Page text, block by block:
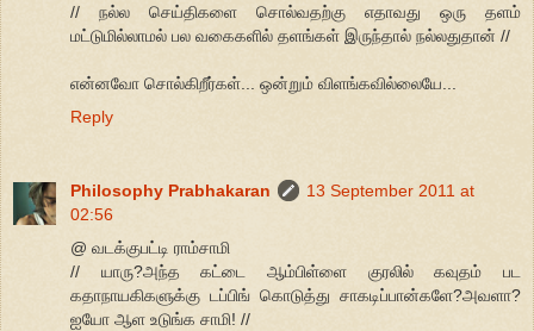
// நல்ல செய்திகளை சொல்வதற்கு எதாவது ஒரு தளம்
மட்டுமில்லாமல் பல வகைகளில் தளங்கள் இருந்தால் நல்லதுதான் //
என்னவோ சொல்கிறீர்கள்... ஒன்றும் விளங்கவில்லையே...
Reply
Philosophy Prabhakaran
13 September 2011 at
02:56
@ வடக்குபட்டி ராம்சாமி
// யாரு?அந்த கட்டை ஆம்பிள்ளை குரலில் கவுதம் பட
கதாநாயகிகளுக்கு டப்பிங் கொடுத்து சாகடிப்பான்களே?அவளா?
ஐயோ ஆள உடுங்க சாமி! //